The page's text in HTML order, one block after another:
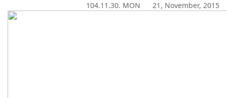
104.11.30. MON 21, November, 2015